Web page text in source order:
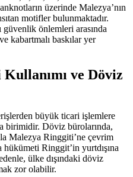
üzerinde Malezya’nın
motifler bulunmaktadır.
güvenlik önlemleri arasında
kabartmalı baskılar yer
ve Döviz
büyük ticari işlemlere
birimidir. Döviz bürolarında,
Malezya Ringgiti’ne çevrim
Ringgit’in yurtdışına
ülke dışındaki döviz
zor olabilir.